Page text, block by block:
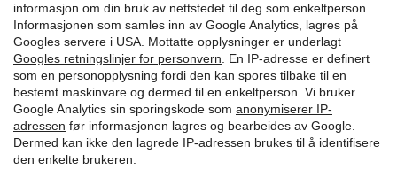
informasjon om din bruk av nettstedet til deg som enkeltperson.
Informasjonen som samles inn av Google Analytics, lagres på
Googles servere i USA. Mottatte opplysninger er underlagt
Googles retningslinjer for personvern. En IP-adresse er definert
som en personopplysning fordi den kan spores tilbake til en
bestemt maskinvare og dermed til en enkeltperson. Vi bruker
Google Analytics sin sporingskode som anonymiserer IP-
adressen før informasjonen lagres og bearbeides av Google.
Dermed kan ikke den lagrede IP-adressen brukes til å identifisere
den enkelte brukeren.